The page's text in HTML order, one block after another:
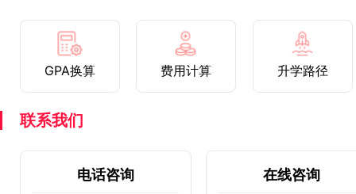
GPA换算 费用计算 升学路径
联系我们
电话咨询 在线咨询